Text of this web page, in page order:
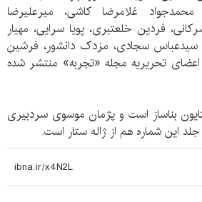
غلامرضا کاشی، میرعلیرضا
فردین خلعتبری، پویا سرایی، مهیار
سیدعباس سجادی، مزدک دانشور، فرشین
اعضای تحریریه مجله «تجربه» منتشر شده
بناساز است و پژمان موسوی سردبیری
این شماره هم از ژاله ستار است.